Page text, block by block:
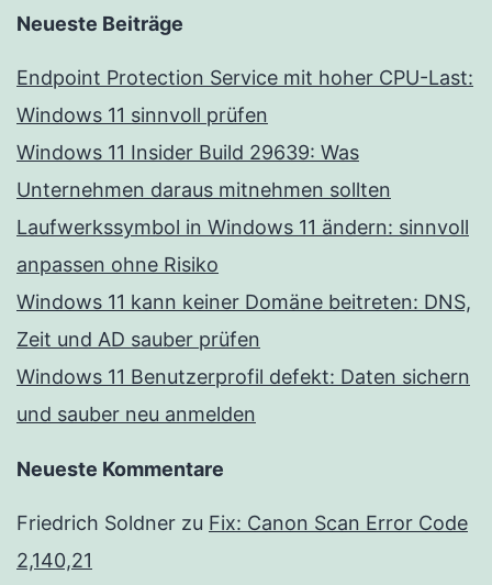
Neueste Beiträge
Endpoint Protection Service mit hoher CPU-Last:
Windows 11 sinnvoll prüfen
Windows 11 Insider Build 29639: Was
Unternehmen daraus mitnehmen sollten
Laufwerkssymbol in Windows 11 ändern: sinnvoll
anpassen ohne Risiko
Windows 11 kann keiner Domäne beitreten: DNS,
Zeit und AD sauber prüfen
Windows 11 Benutzerprofil defekt: Daten sichern
und sauber neu anmelden
Neueste Kommentare
Friedrich Soldner zu Fix: Canon Scan Error Code
2,140,21